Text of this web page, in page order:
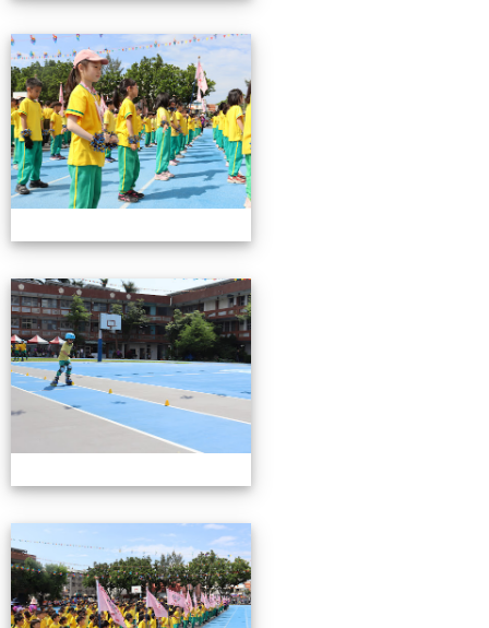
0503運動會花絮-2
0503運動會花絮-2